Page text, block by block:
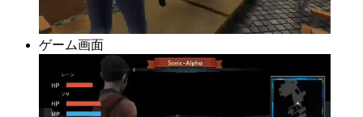
ゲーム画面